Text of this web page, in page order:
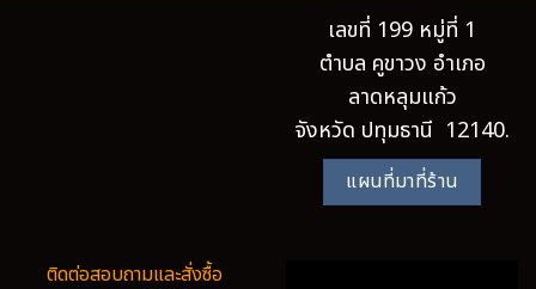
เลขที่ 199 หมู่ที่ 1
ตำบล คูขาวง อำเภอ
ลาดหลุมแก้ว
จังหวัด ปทุมธานี 12140.
แผนที่มาที่ร้าน
ติดต่อสอบถามและสั่งซื้อ